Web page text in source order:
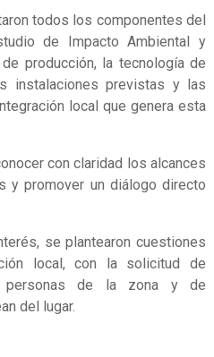
todos los componentes del
de Impacto Ambiental y
producción, la tecnología de
instalaciones previstas y las
local que genera esta
con claridad los alcances
y promover un diálogo directo
se plantearon cuestiones
local, con la solicitud de
personas de la zona y de
del lugar.